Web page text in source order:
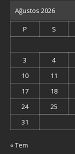
Ağustos 2026
P S
3
4
10
11
17
18
24
25
31
« Tem